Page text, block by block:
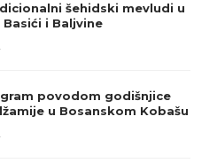
šehidski mevludi u
i Baljvine
povodom godišnjice
u Bosanskom Kobašu